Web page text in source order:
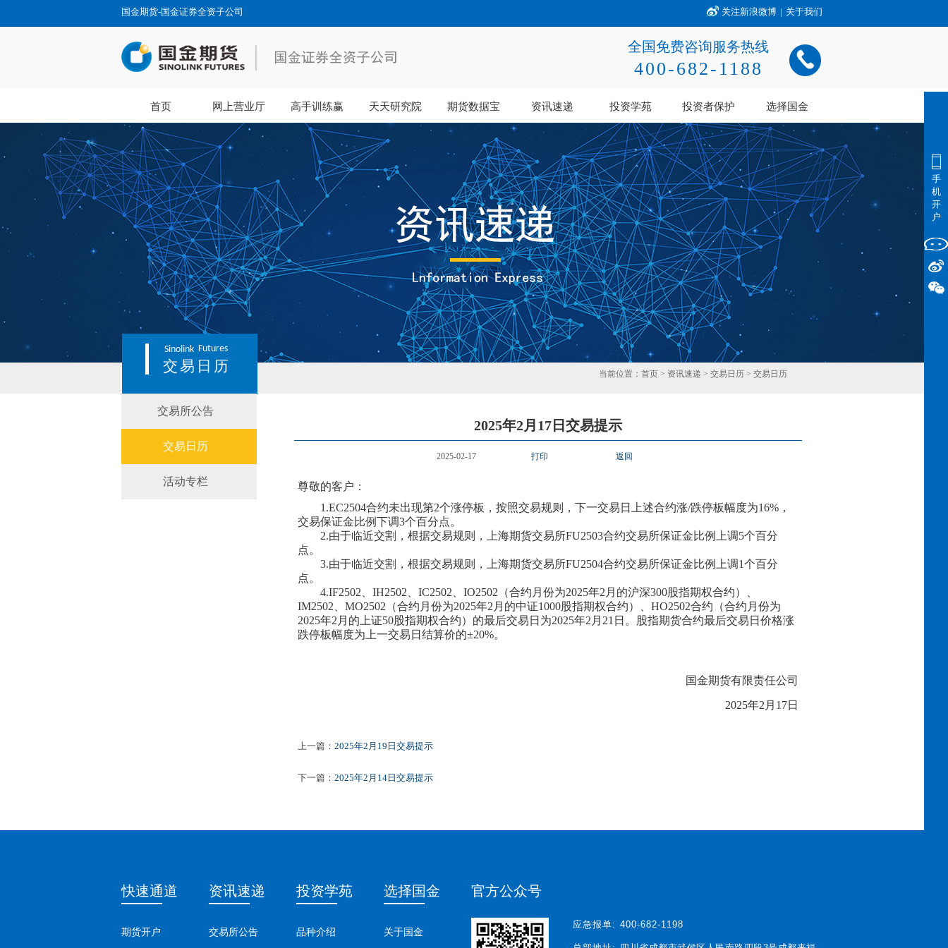
国金期货-国金证券全资子公司 关注新浪微博 | 关于我们
全国免费咨询服务热线
400-682-1188
首页 网上营业厅 高手训练赢 天天研究院 期货数据宝 资讯速递 投资学苑 投资者保护 选择国金
Sinolink Futures
交易日历 当前位置： 首页 > 资讯速递 > 交易日历 > 交易日历
交易所公告
交易日历
活动专栏
2025年2月17日交易提示
2025-02-17 打印 返回
尊敬的客户：
1.EC2504合约未出现第2个涨停板，按照交易规则，下一交易日上述合约涨/跌停板幅度为16%，
交易保证金比例下调3个百分点。
2.由于临近交割，根据交易规则， 上海期货交易所FU2503合约交易所保证金比例上调5个百分
点。
3.由于临近交割，根据交易规则， 上海期货交易所FU2504合约交易所保证金比例上调1个百分
点。
4.IF2502、IH2502、IC2502、IO2502（合约月份为2025年2月的沪深300股指期权合约）、
IM2502、MO2502（合约月份为2025年2月的中证1000股指期权合约）、HO2502合约（合约月份为
2025年2月的上证50股指期权合约）的最后交易日为2025年2月21日。股指期货合约最后交易日价格涨
跌停板幅度为上一交易日结算价的±20%。
国金期货有限责任公司
2025年2 月 17日
上一篇： 2025年2月19日交易提示
下一篇： 2025年2月14日交易提示
快速通道
期货开户
资讯速递
交易所公告
投资学苑
品种介绍
选择国金
关于国金
官方公众号
应急报单: 400-682-1198
手
机
开
户